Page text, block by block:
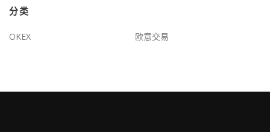
分类
OKEX 欧意交易